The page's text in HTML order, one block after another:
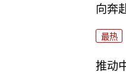
向奔
最热
推动